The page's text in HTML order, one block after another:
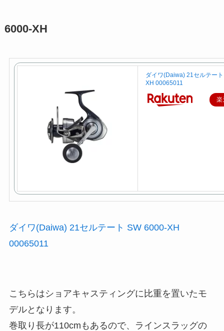
6000-XH
ダイワ(Daiwa) 21セルテー
XH 00065011
楽
ダイワ(Daiwa) 21セルテート SW 6000-XH
00065011
こちらはショアキャスティングに比重を置いたモ
デルとなります。
巻取り長が110cmもあるので、ラインスラッグの